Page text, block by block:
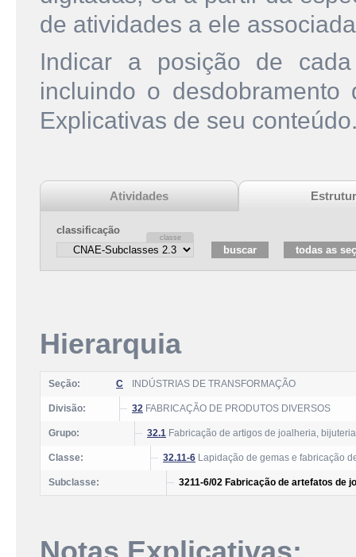
de atividades a ele
Indicar a posição de
incluindo o
Explicativas de seu
Atividades
classificação
Hierarquia
Seção: C INDÚSTRIAS DE TRANSFORMAÇÃO
Divisão: 32 FABRICAÇÃO DE PRODUTOS DIVERSOS
Grupo: 32.1 Fabricação de artigos de joalheria,
Classe: 32.11-6 Lapidação de gemas e fabricação
Subclasse: 3211-6/02 Fabricação de artefatos de